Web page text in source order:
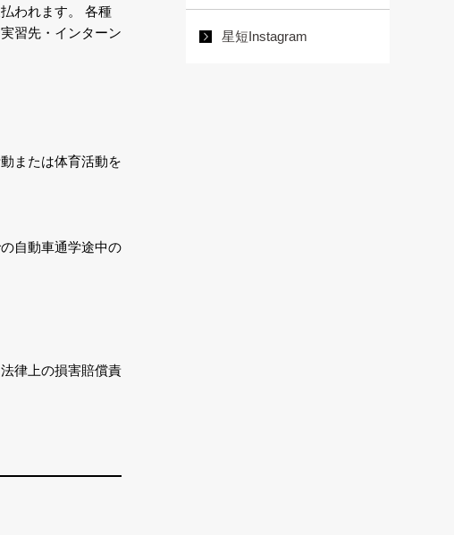
われます。 各種
習先・インターン
または体育活動を
自動車通学途中の
律上の損害賠償責
星短Instagram